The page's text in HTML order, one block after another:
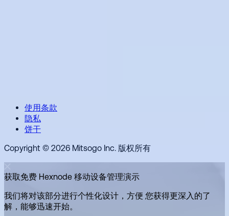
使用条款
隐私
饼干
Copyright © 2026 Mitsogo Inc. 版权所有
获取免费 Hexnode 移动设备管理演示
我们将对该部分进行个性化设计，方便 您获得更深入的了
解，能够迅速开始。